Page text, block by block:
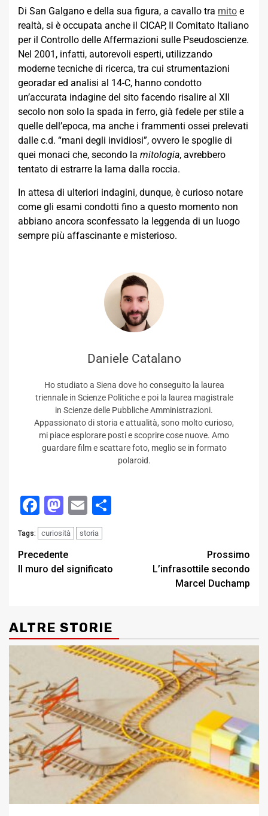
Di San Galgano e della sua figura, a cavallo tra mito e
realtà, si è occupata anche il CICAP, Il Comitato Italiano
per il Controllo delle Affermazioni sulle Pseudoscienze.
Nel 2001, infatti, autorevoli esperti, utilizzando
moderne tecniche di ricerca, tra cui strumentazioni
georadar ed analisi al 14-C, hanno condotto
un’accurata indagine del sito facendo risalire al XII
secolo non solo la spada in ferro, già fedele per stile a
quelle dell’epoca, ma anche i frammenti ossei prelevati
dalle c.d. “mani degli invidiosi”, ovvero le spoglie di
quei monaci che, secondo la mitologia, avrebbero
tentato di estrarre la lama dalla roccia.
In attesa di ulteriori indagini, dunque, è curioso notare
come gli esami condotti fino a questo momento non
abbiano ancora sconfessato la leggenda di un luogo
sempre più affascinante e misterioso.
Daniele Catalano
Ho studiato a Siena dove ho conseguito la laurea
triennale in Scienze Politiche e poi la laurea magistrale
in Scienze delle Pubbliche Amministrazioni.
Appassionato di storia e attualità, sono molto curioso,
mi piace esplorare posti e scoprire cose nuove. Amo
guardare film e scattare foto, meglio se in formato
polaroid.
Facebook
Mastodon
Email
Tags: curiosità storia
Post
navigation
Precedente
Il muro del significato
Prossimo
L’infrasottile secondo
Marcel Duchamp
ALTRE STORIE